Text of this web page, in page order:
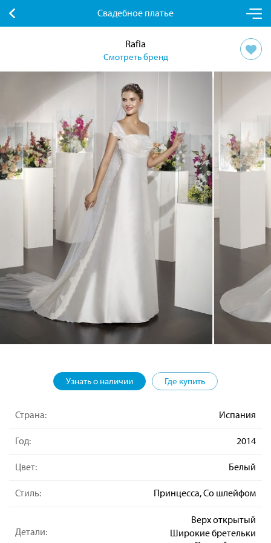
Свадебное платье
Rafia
Смотреть бренд
Узнать о наличии Где купить
Страна: Испания
Год: 2014
Цвет: Белый
Стиль: Принцесса, Со шлейфом
Детали:
Верх открытый
Широкие бретельки